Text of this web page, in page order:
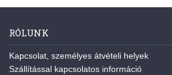
RÓLUNK
Kapcsolat, személyes átvételi helyek
Szállítással kapcsolatos információ